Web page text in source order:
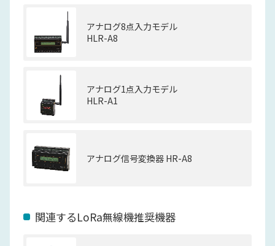
アナログ8点入力モデル
HLR-A8
アナログ1点入力モデル
HLR-A1
アナログ信号変換器 HR-A8
関連するLoRa無線機推奨機器